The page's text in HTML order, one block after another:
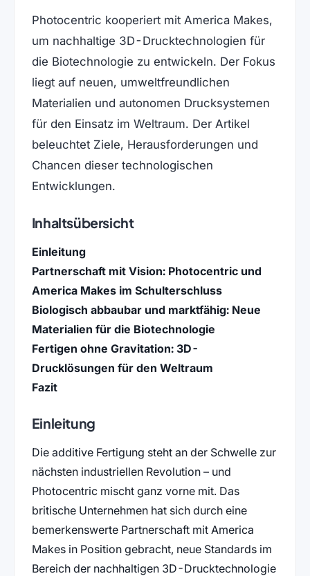
Photocentric kooperiert mit America Makes,
um nachhaltige 3D-Drucktechnologien für
die Biotechnologie zu entwickeln. Der Fokus
liegt auf neuen, umweltfreundlichen
Materialien und autonomen Drucksystemen
für den Einsatz im Weltraum. Der Artikel
beleuchtet Ziele, Herausforderungen und
Chancen dieser technologischen
Entwicklungen.
Inhaltsübersicht
Einleitung
Partnerschaft mit Vision: Photocentric und
America Makes im Schulterschluss
Biologisch abbaubar und marktfähig: Neue
Materialien für die Biotechnologie
Fertigen ohne Gravitation: 3D-
Drucklösungen für den Weltraum
Fazit
Einleitung
Die additive Fertigung steht an der Schwelle zur
nächsten industriellen Revolution – und
Photocentric mischt ganz vorne mit. Das
britische Unternehmen hat sich durch eine
bemerkenswerte Partnerschaft mit America
Makes in Position gebracht, neue Standards im
Bereich der nachhaltigen 3D-Drucktechnologie